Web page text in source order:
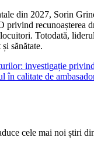
din 2027, Sorin
privind recunoașterea
Totodată,
sănătate.
investigație
în calitate de
cele mai noi știri